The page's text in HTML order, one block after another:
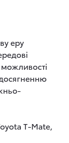
еру
можливості
T-Mate,